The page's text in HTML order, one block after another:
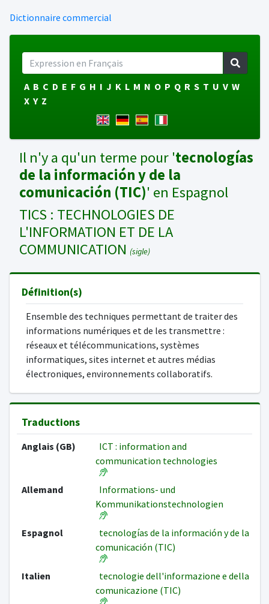
Dictionnaire commercial
A B C D E F G H I J K L M N O P Q R S T U V W
X Y Z
Il n'y a qu'un terme pour 'tecnologías
de la información y de la
comunicación (TIC)' en Espagnol
TICS : TECHNOLOGIES DE
L'INFORMATION ET DE LA
COMMUNICATION (sigle)
Définition(s)
Ensemble des techniques permettant de traiter des
informations numériques et de les transmettre :
réseaux et télécommunications, systèmes
informatiques, sites internet et autres médias
électroniques, environnements collaboratifs.
Traductions
Anglais (GB)
ICT : information and
communication technologies
Allemand
Informations- und
Kommunikationstechnologien
Espagnol
tecnologías de la información y de la
comunicación (TIC)
Italien
tecnologie dell'informazione e della
comunicazione (TIC)